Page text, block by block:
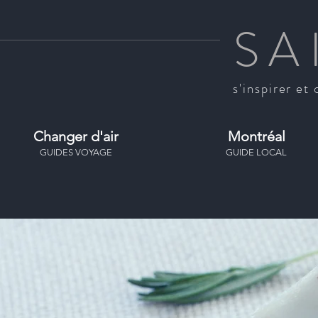
s'inspirer et
Changer d'air Montréal
GUIDE LOCAL
GUIDES VOYAGE